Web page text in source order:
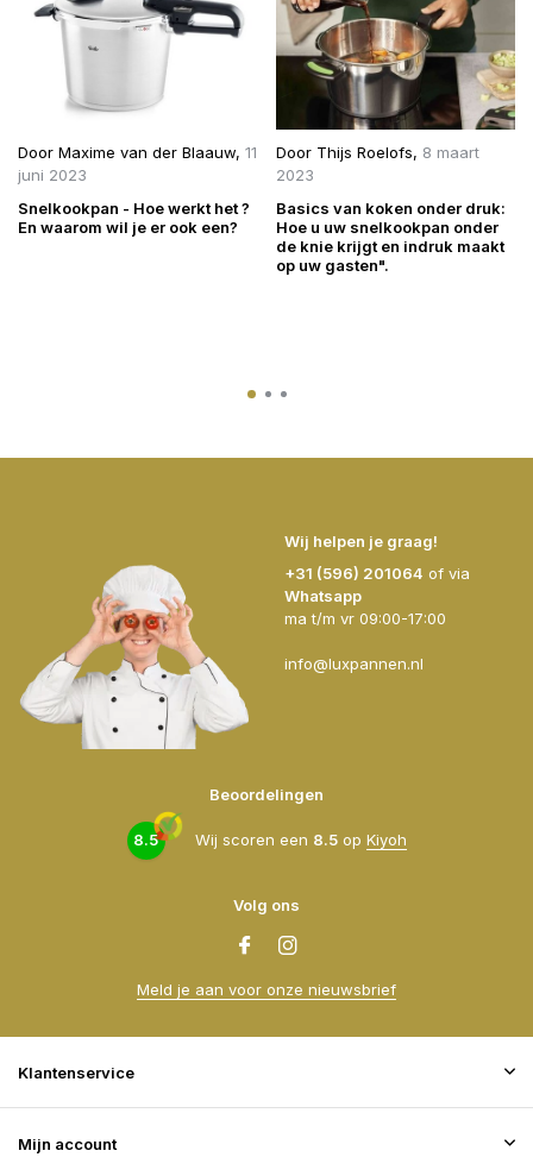
Door Maxime van der Blaauw, 11
juni 2023
Snelkookpan - Hoe werkt het ?
En waarom wil je er ook een?
Door Thijs Roelofs, 8 maart
2023
Basics van koken onder druk:
Hoe u uw snelkookpan onder
de knie krijgt en indruk maakt
op uw gasten".
Wij helpen je graag!
+31 (596) 201064 of via
Whatsapp
ma t/m vr 09:00-17:00
info@luxpannen.nl
Beoordelingen
8.5 Wij scoren een 8.5op Kiyoh
Volg ons
Meld je aan voor onze nieuwsbrief
Klantenservice
Mijn account